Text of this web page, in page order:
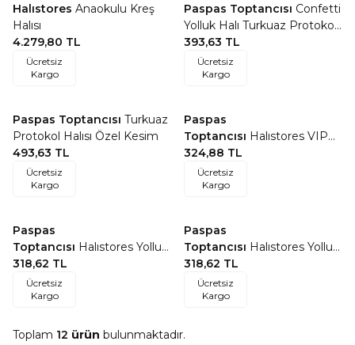
Favorilere Ekle
Halıstores Anaokulu Kreş
Halısı
4.279,80 TL
Ücretsiz
Kargo
Favorilere Ekle
Paspas Toptancısı Confetti
Yolluk Halı Turkuaz Protokol
Halısı
393,63 TL
Ücretsiz
Kargo
Favorilere Ekle
Paspas Toptancısı Turkuaz
Protokol Halısı Özel Kesim
493,63 TL
Ücretsiz
Kargo
Favorilere Ekle
Paspas
Toptancısı Halıstores VIP
Bordo Protokol Halıları
324,88 TL
Ücretsiz
Kargo
Favorilere Ekle
Paspas
Toptancısı Halıstores Yolluk
Halı Turkuaz Protokol Halısı
318,62 TL
Ücretsiz
Kargo
Favorilere Ekle
Paspas
Toptancısı Halıstores Yolluk
Halı Bordo-Kırmızı Protokol
Halısı
318,62 TL
Ücretsiz
Kargo
Toplam 12 ürün bulunmaktadır.